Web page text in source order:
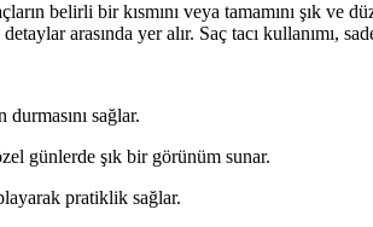
belirli bir kısmını veya tamamını şık ve
arasında yer alır. Saç tacı kullanımı,
durmasını sağlar.
günlerde şık bir görünüm sunar.
pratiklik sağlar.